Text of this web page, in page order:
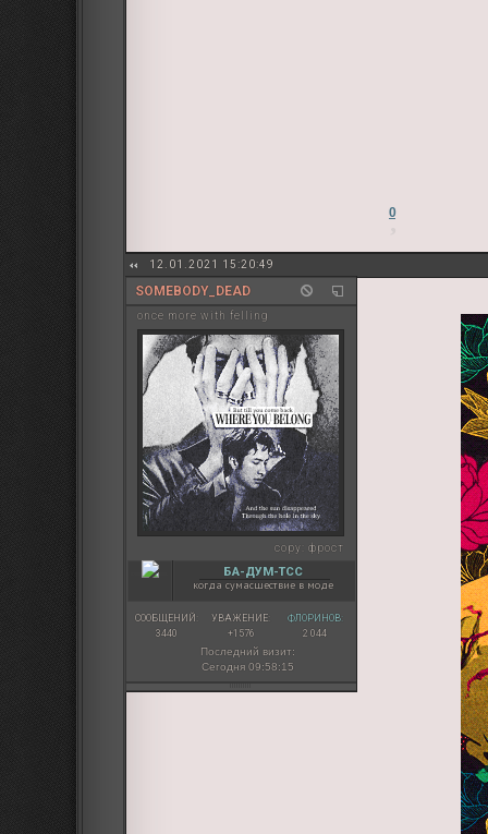
0
12.01.2021 15:20:49
SOMEBODY_DEAD
once more with felling
copy: фрост
БА-ДУМ-ТСС
когда сумасшествие в моде
СООБЩЕНИЙ:
3440
УВАЖЕНИЕ:
+1576
ФЛОРИНОВ:
2 044
Последний визит:
Сегодня 09:58:15